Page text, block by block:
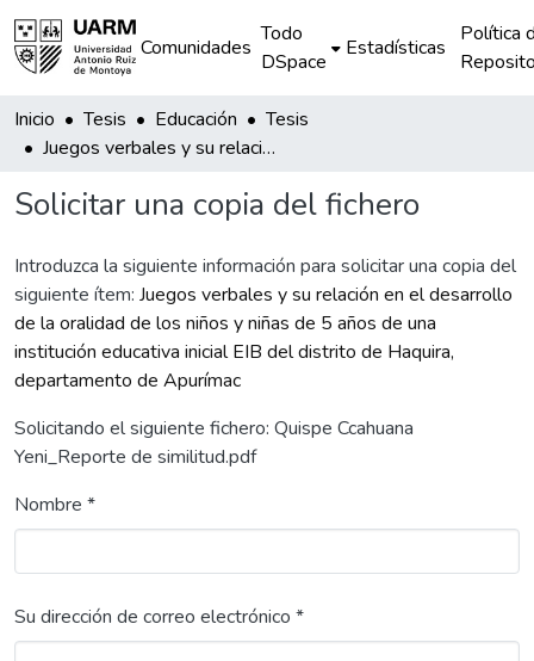
Comunidades
Todo
DSpace
Estadísticas
Política
Inicio Tesis Educación
Tesis
Juegos verbales y su relación en el desarrollo de la oralidad de los niños y niñas de 5 años de una institución educativa inicial EIB del distrito de Haquira, departamento de Apurímac
Solicitar una copia del fichero
Introduzca la siguiente información para solicitar una copia del
siguiente ítem: Juegos verbales y su relación en el desarrollo
de la oralidad de los niños y niñas de 5 años de una
institución educativa inicial EIB del distrito de Haquira,
departamento de Apurímac
Solicitando el siguiente fichero: Quispe Ccahuana
Yeni_Reporte de similitud.pdf
Nombre *
Su dirección de correo electrónico *